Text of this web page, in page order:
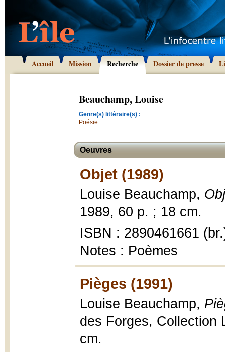
Accueil Mission Recherche Dossier de presse
Beauchamp, Louise
Genre(s) littéraire(s) :
Poésie
Oeuvres
Objet (1989)
Louise Beauchamp,
1989, 60 p. ; 18 cm.
ISBN : 2890461661
Notes : Poèmes
Pièges (1991)
Louise Beauchamp,
des Forges, Collection
cm.